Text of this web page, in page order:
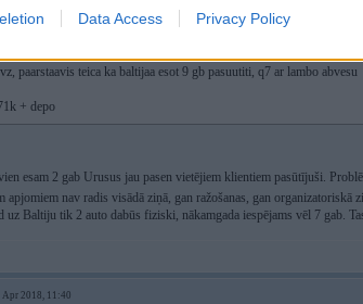
Data Access Privacy Policy
paarstaavis teica ka baltijaa esot 9 gb pasuutiti, q7 ar lambo abvesu
+ depo
esam 2 gab Urusus jau pasen vietējiem klientiem pasūtījuši.
apjomiem nav radis visādā ziņā, gan ražošanas, gan organizatoriskā
uz Baltiju tik 2 auto dabūs fiziski, nākamgada iespējams vēl 7 gab.
Apr 2018, 11:40